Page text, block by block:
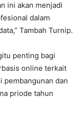
ini akan menjadi
dalam
Tambah Turnip.
penting bagi
online terkait
pembangunan dan
priode tahun